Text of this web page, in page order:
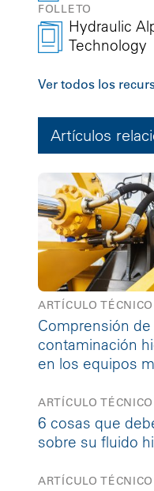
FOLLETO
Hydraulic
Technology
Ver todos los
Artículos
ARTÍCULO TÉCNICO
Comprensión de
contaminación
en los equipos
ARTÍCULO TÉCNICO
6 cosas que
sobre su fluido
ARTÍCULO TÉCNICO